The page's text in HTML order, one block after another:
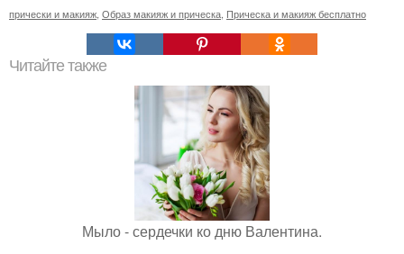
прически и макияж Образ макияж и прическа Прическа и макияж бесплатно
Читайте также
Мыло - сердечки ко дню Валентина.